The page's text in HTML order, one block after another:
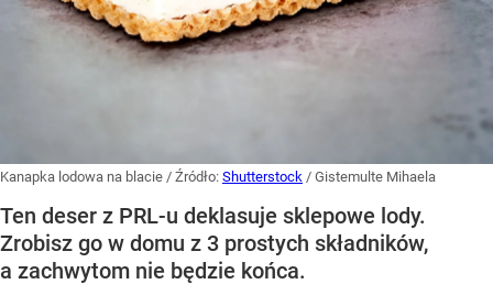
Kanapka lodowa na blacie / Źródło: Shutterstock / Gistemulte Mihaela
Ten deser z PRL-u deklasuje sklepowe lody.
Zrobisz go w domu z 3 prostych składników,
a zachwytom nie będzie końca.